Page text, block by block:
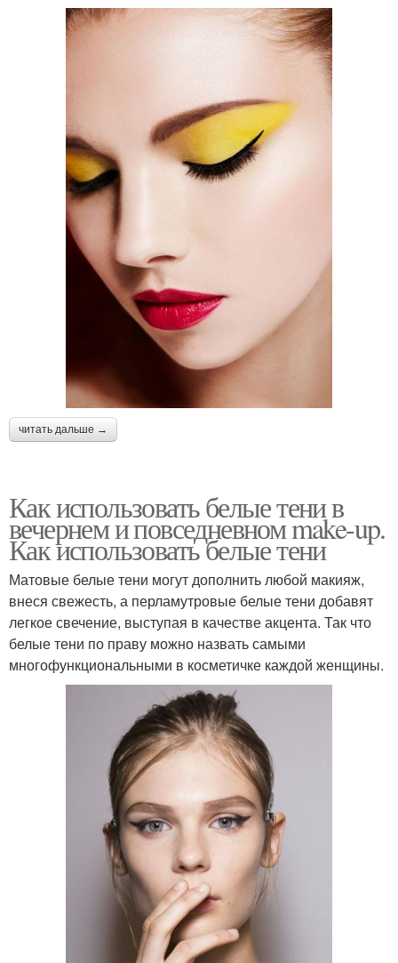
читать дальше →
Как использовать белые тени в
вечернем и повседневном make-up.
Как использовать белые тени
Матовые белые тени могут дополнить любой макияж,
внеся свежесть, а перламутровые белые тени добавят
легкое свечение, выступая в качестве акцента. Так что
белые тени по праву можно назвать самыми
многофункциональными в косметичке каждой женщины.